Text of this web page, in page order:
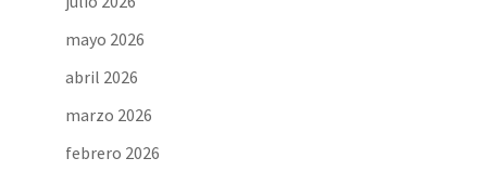
mayo 2026
abril 2026
marzo 2026
febrero 2026